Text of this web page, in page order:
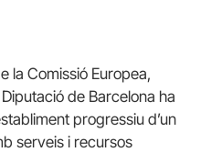
la Comissió Europea,
de Barcelona ha
progressiu d’un
serveis i recursos